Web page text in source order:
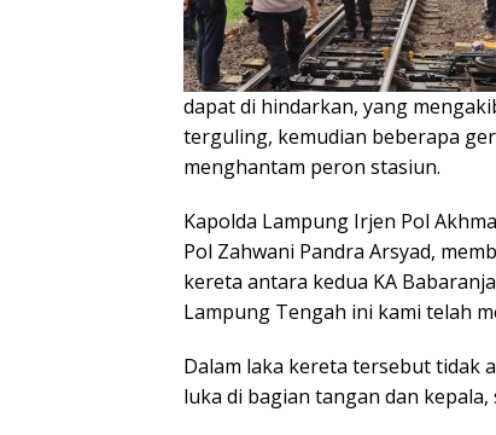
dapat di hindarkan, yang
terguling, kemudian beberapa
menghantam peron stasiun.
Kapolda Lampung Irjen Pol
Pol Zahwani Pandra Arsyad,
kereta antara kedua KA
Lampung Tengah ini kami telah
Dalam laka kereta tersebut tidak
luka di bagian tangan dan